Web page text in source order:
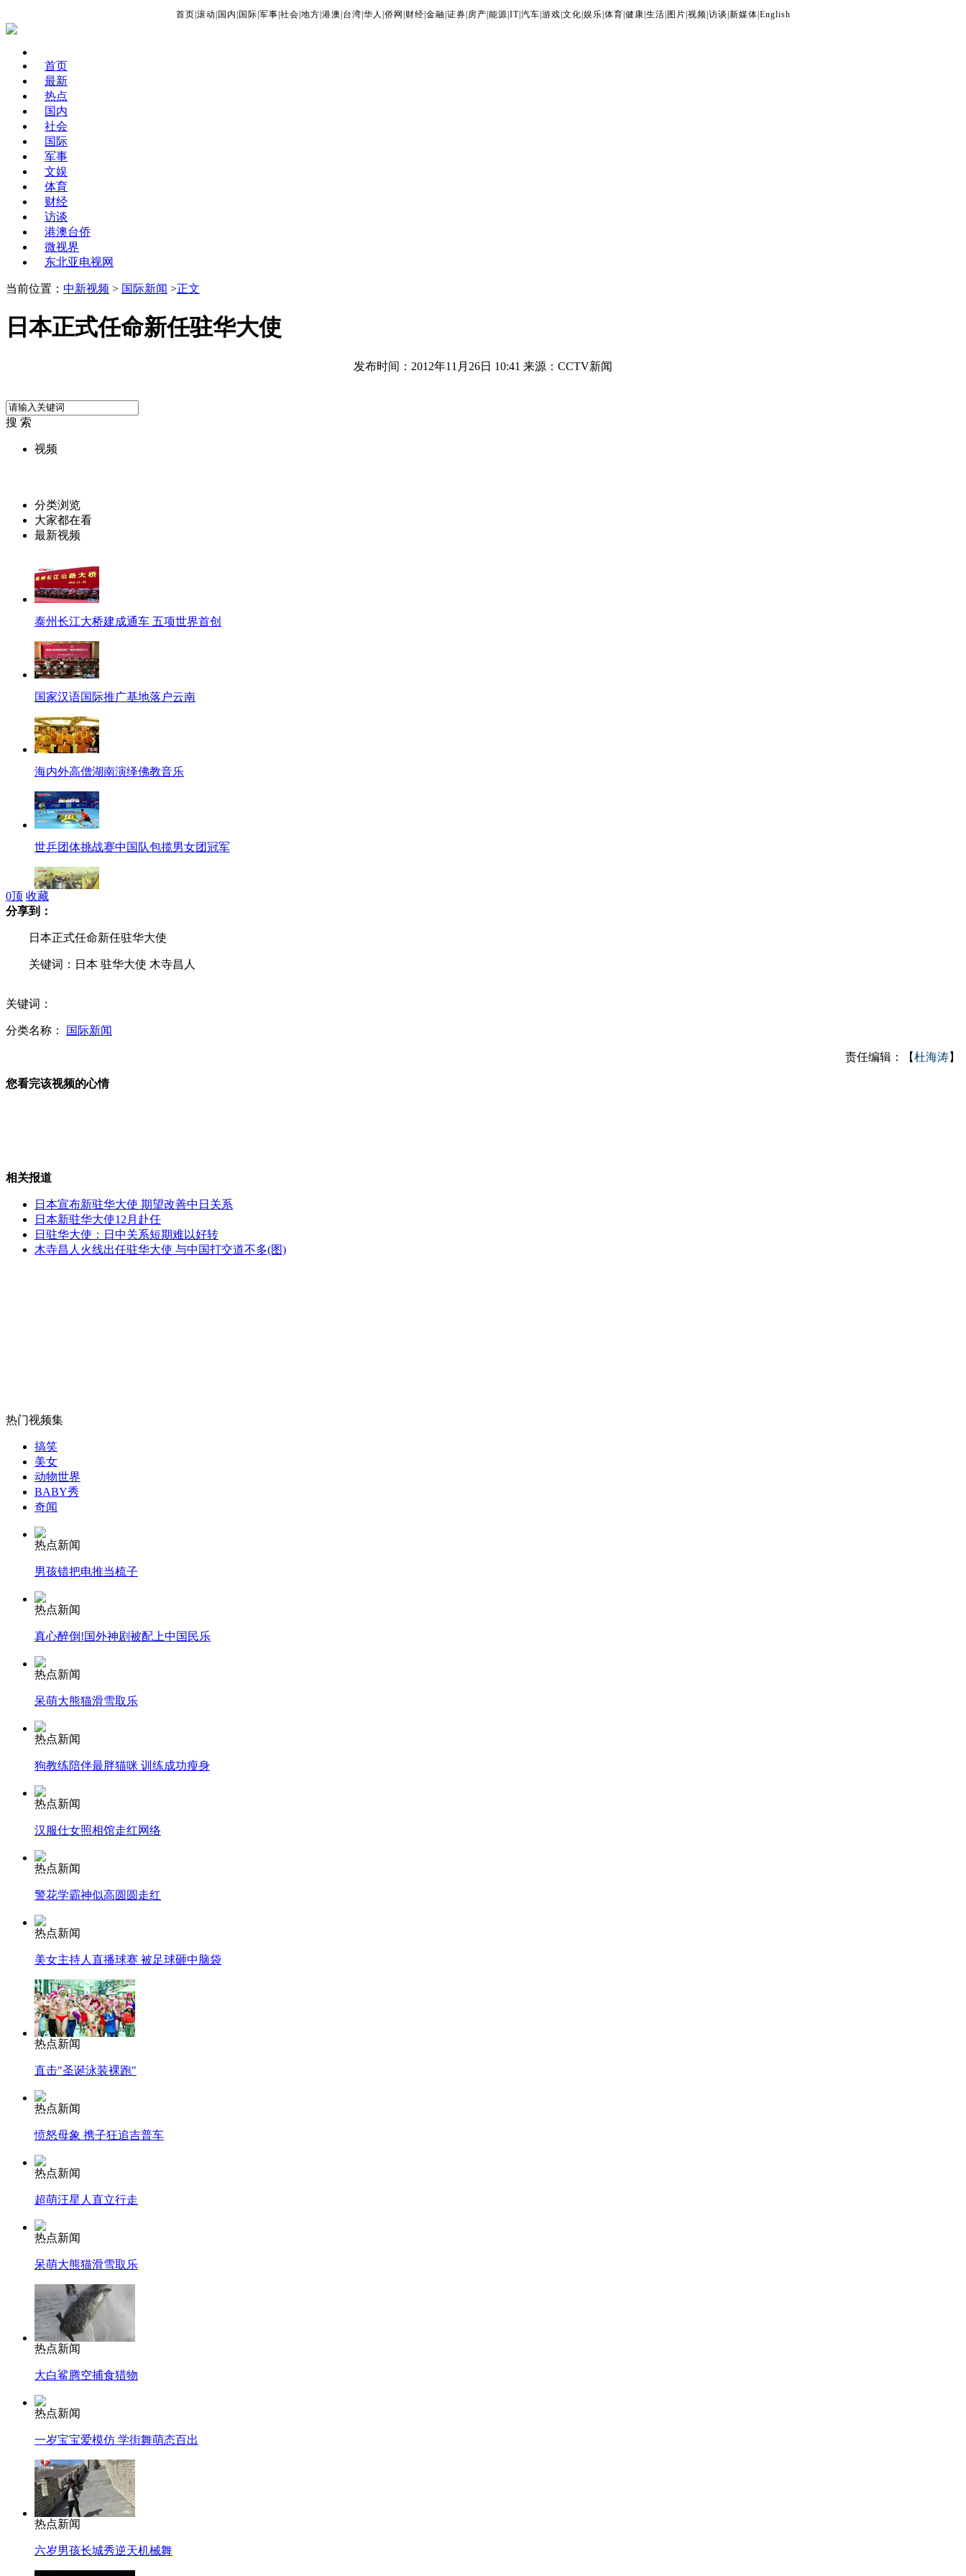
首页 滚动 国内 国际 军事 社会 地方 港澳 台湾 华人 侨网 财经 金融 证券 房产 能源 IT| 汽车 游戏 文化 娱乐 体育 健康 生活 图片 视频 访谈 新媒体 English
首页
最新
热点
国内
社会
国际
军事
文娱
体育
财经
访谈
港澳台侨
微视界
东北亚电视网
当前位置： 中新视频 > 国际新闻 >正文
日本正式任命新任驻华大使
发布时间：2012年11月26日 10:41 来源：CCTV新闻
搜 索
视频
分类浏览
大家都在看
最新视频
泰州长江大桥建成通车 五项世界首创
国家汉语国际推广基地落户云南
海内外高僧湖南演绎佛教音乐
世乒团体挑战赛中国队包揽男女团冠军
新疆一货车先后与两车相撞致8人死亡
实拍"白富美"商场巧妙偷衣全程
山西运城恶犬咬伤多人 警民合力深夜将其击毙
外交部：反对强权政治霸凌主义
外交部：有关国家言论片面不公正
安徽一实载49人客车翻车
消防员救轻生者
司机酒驾遇交警 急速倒车逃窜
0顶 收藏
分享到：
日本正式任命新任驻华大使
关键词：日本 驻华大使 木寺昌人
关键词：
分类名称： 国际新闻
责任编辑：【杜海涛】
您看完该视频的心情
相关报道
日本宣布新驻华大使 期望改善中日关系
日本新驻华大使12月赴任
日驻华大使：日中关系短期难以好转
木寺昌人火线出任驻华大使 与中国打交道不多(图)
热门视频集
搞笑
美女
动物世界
BABY秀
奇闻
热点新闻
男孩错把电推当梳子
热点新闻
真心醉倒!国外神剧被配上中国民乐
热点新闻
呆萌大熊猫滑雪取乐
热点新闻
狗教练陪伴最胖猫咪 训练成功瘦身
热点新闻
汉服仕女照相馆走红网络
热点新闻
警花学霸神似高圆圆走红
热点新闻
美女主持人直播球赛 被足球砸中脑袋
热点新闻
直击"圣诞泳装裸跑"
热点新闻
愤怒母象 携子狂追吉普车
热点新闻
超萌汪星人直立行走
热点新闻
呆萌大熊猫滑雪取乐
热点新闻
大白鲨腾空捕食猎物
热点新闻
一岁宝宝爱模仿 学街舞萌态百出
热点新闻
六岁男孩长城秀逆天机械舞